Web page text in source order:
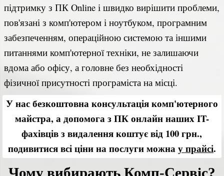
підтримку з ПК Online і швидко вирішити проблеми,
пов'язані з комп'ютером і ноутбуком, програмним
забезпеченням, операційною системою та іншими
питаннями комп'ютерної техніки, не залишаючи
вдома або офісу, а головне без необхідності
фізичної присутності програміста на місці.
У нас безкоштовна консультація комп'ютерного
майстра, а допомога зПКонлайннаших IT-
фахівців з видалення коштує від 100 грн.,
подивитися всі ціни на послуги можнау прайсі.
Чому вибирають Комп-Сервіс?